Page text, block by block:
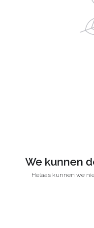
We kunnen
Helaas kunnen we